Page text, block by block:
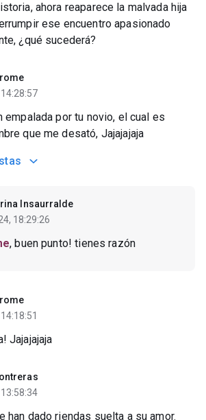
ahora reaparece la malvada hija
ese encuentro apasionado
¿qué sucederá?
empalada por tu novio, el cual es
que me desató, Jajajajaja
Insaurralde
18:29:26
, buen punto! tienes razón
Jajajajaja
han dado riendas suelta a su amor.